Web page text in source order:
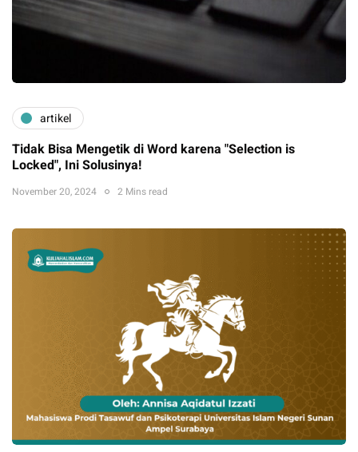
artikel
Tidak Bisa Mengetik di Word karena "Selection is
Locked", Ini Solusinya!
November 20, 2024 2 Mins read